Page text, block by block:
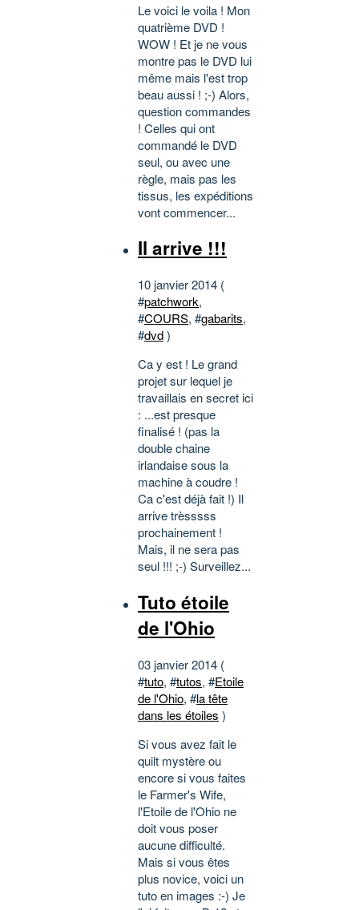
Le voici le voila ! Mon
quatrième DVD !
WOW ! Et je ne vous
montre pas le DVD lui
même mais l'est trop
beau aussi ! ;-) Alors,
question commandes
! Celles qui ont
commandé le DVD
seul, ou avec une
règle, mais pas les
tissus, les expéditions
vont commencer...
Il arrive !!!
10 janvier 2014 (
#patchwork,
#COURS, #gabarits,
#dvd)
Ca y est ! Le grand
projet sur lequel je
travaillais en secret ici
: ...est presque
finalisé ! (pas la
double chaine
irlandaise sous la
machine à coudre !
Ca c'est déjà fait !) Il
arrive trèsssss
prochainement !
Mais, il ne sera pas
seul !!! ;-) Surveillez...
Tuto étoile
de l'Ohio
03 janvier 2014 (
#tuto, #tutos, #Etoile
de l'Ohio, #la tête
dans les étoiles )
Si vous avez fait le
quilt mystère ou
encore si vous faites
le Farmer's Wife,
l'Etoile de l'Ohio ne
doit vous poser
aucune difficulté.
Mais si vous êtes
plus novice, voici un
tuto en images :-) Je